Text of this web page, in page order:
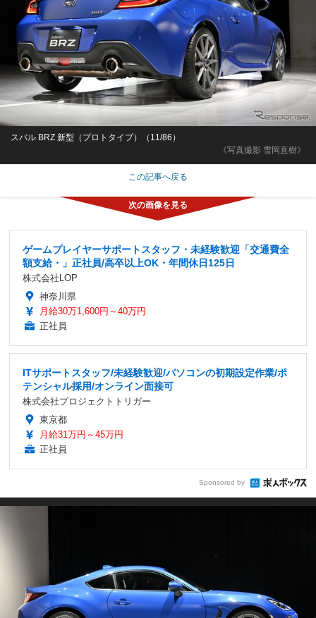
《写真撮影 雪岡直樹》
スバル BRZ 新型（プロトタイプ）（11/86）
この記事へ戻る
ゲームプレイヤーサポートスタッフ・未経験歓迎「交通費全
額支給・」正社員/高卒以上OK・年間休日125日
株式会社LOP
神奈川県
月給30万1,600円～40万円
正社員
ITサポートスタッフ/未経験歓迎/パソコンの初期設定作業/ポ
テンシャル採用/オンライン面接可
株式会社プロジェクトトリガー
東京都
月給31万円～45万円
正社員
Sponsored by